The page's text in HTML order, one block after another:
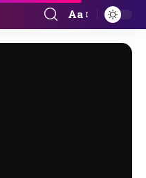
Font
Resizer
Aa